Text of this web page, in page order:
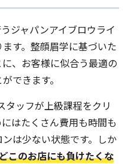
ジャパンアイブロウライ
す。整顔眉学に基づいた
、お客様に似合う最適の
できます。
タッフが上級課程をクリ
はたくさん費用も時間も
は少ない状態です。しか
このお店にも負けたくな